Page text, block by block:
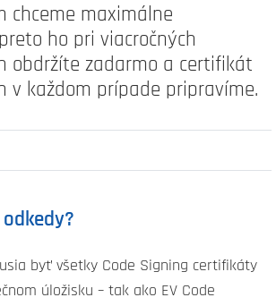
chceme maximálne
ho pri viacročných
obdržíte zadarmo a certifikát
v každom prípade pripravíme.
odkedy?
byť všetky Code Signing certifikáty
úložisku – tak ako EV Code